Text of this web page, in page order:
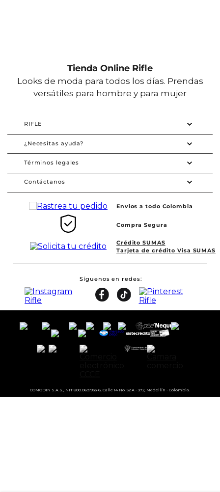
Tienda Online Rifle
Looks de moda para todos los días. Prendas
versátiles para hombre y para mujer
RIFLE
¿Necesitas ayuda?
Términos legales
Contáctanos
Envios a todo Colombia
Compra Segura
Crédito SUMAS
Tarjeta de crédito Visa SUMAS
Síguenos en redes
COMODIN S.A.S., NIT 800.069.933-6, Calle 14 No. 52 A - 372, Medellín - Colombia.